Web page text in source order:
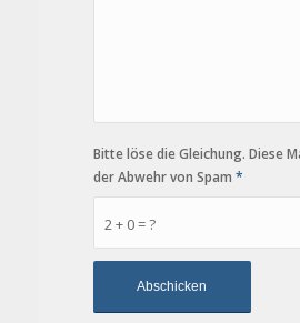
2 + 0 = ?
Bitte löse die Gleichung. Diese
der Abwehr von Spam *